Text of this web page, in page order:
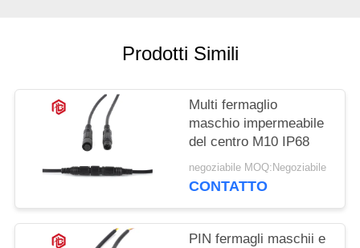
Prodotti Simili
Multi fermaglio
maschio impermeabile
del centro M10 IP68
negoziabile MOQ:Negoziabile
CONTATTO
PIN fermagli maschii e